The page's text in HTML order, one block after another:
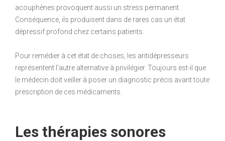
acouphènes provoquent aussi un stress permanent.
Conséquence, ils produisent dans de rares cas un état
dépressif profond chez certains patients.
Pour remédier à cet état de choses, les antidépresseurs
représentent l’autre alternative à privilégier. Toujours est-il que
le médecin doit veiller à poser un diagnostic précis avant toute
prescription de ces médicaments.
Les thérapies sonores